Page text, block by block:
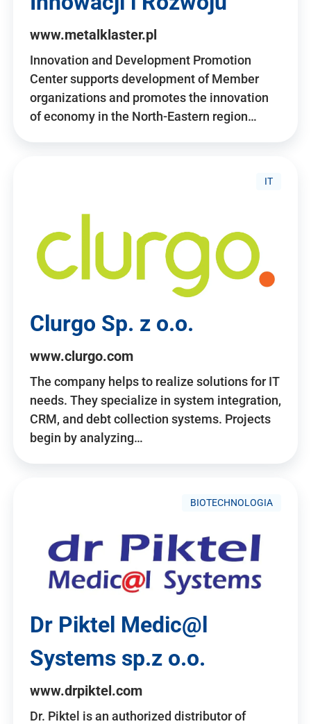
www.metalklaster.pl
Innovation and Development Promotion
Center supports development of Member
organizations and promotes the innovation
of economy in the North-Eastern region…
IT
Clurgo Sp. z o.o.
www.clurgo.com
The company helps to realize solutions for IT
needs. They specialize in system integration,
CRM, and debt collection systems. Projects
begin by analyzing…
BIOTECHNOLOGIA
Dr Piktel Medic@l
Systems sp.z o.o.
www.drpiktel.com
Dr. Piktel is an authorized distributor of